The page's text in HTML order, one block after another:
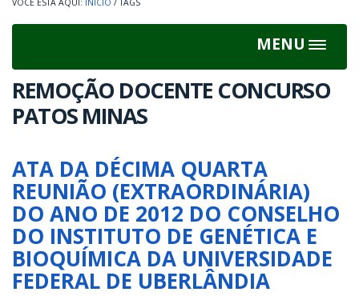
MENU
Toggle
REMOÇÃO DOCENTE CONCURSO
PATOS MINAS
ATA DA DÉCIMA QUARTA
REUNIÃO (EXTRAORDINÁRIA)
DO ANO DE 2012 DO CONSELHO
DO INSTITUTO DE GENÉTICA E
BIOQUÍMICA DA UNIVERSIDADE
FEDERAL DE UBERLÂNDIA